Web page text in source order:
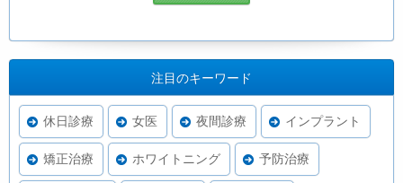
注目のキーワード
休日診療 女医 夜間診療 インプラント
矯正治療 ホワイトニング 予防治療